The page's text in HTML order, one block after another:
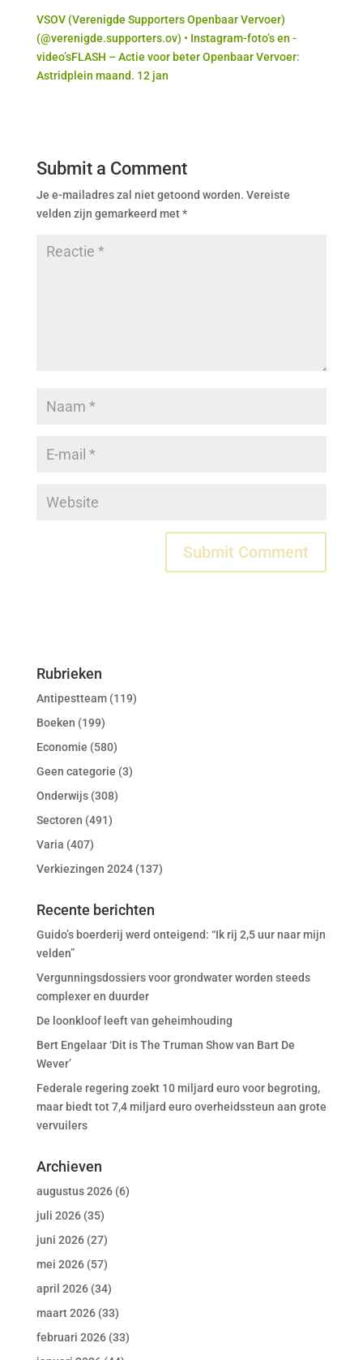
VSOV (Verenigde Supporters Openbaar Vervoer)
(@verenigde.supporters.ov) • Instagram-foto’s en -
video’sFLASH – Actie voor beter Openbaar Vervoer:
Astridplein maand. 12 jan
Submit a Comment
Je e-mailadres zal niet getoond worden. Vereiste
velden zijn gemarkeerd met*
Rubrieken
Antipestteam(119)
Boeken (199)
Economie (580)
Geen categorie (3)
Onderwijs(308)
Sectoren (491)
Varia (407)
Verkiezingen 2024(137)
Recente berichten
Guido’s boerderij werd onteigend: “Ik rij 2,5 uur naar mijn
velden”
Vergunningsdossiers voor grondwater worden steeds
complexer en duurder
De loonkloof leeft van geheimhouding
Bert Engelaar ‘Dit is The Truman Show van Bart De
Wever’
Federale regering zoekt 10 miljard euro voor begroting,
maar biedt tot 7,4 miljard euro overheidssteun aan grote
vervuilers
Archieven
augustus 2026(6)
juli 2026(35)
juni 2026(27)
mei 2026(57)
april 2026(34)
maart 2026(33)
februari 2026(33)